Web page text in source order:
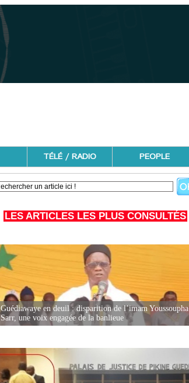
TÉLÉ / RADIO PEOPLE
LES ARTICLES LES PLUS CONSULTÉS
Guédiawaye en deuil : disparition de l’imam Youssoupha
Sarr, une voix engagée de la banlieue